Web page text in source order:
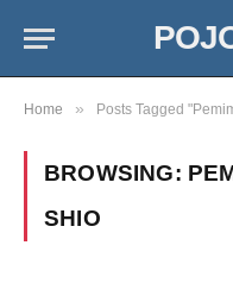
Home » Posts Tagged
BROWSING:
SHIO